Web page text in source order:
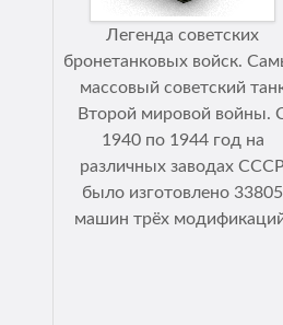
Легенда советских
бронетанковых войск.
массовый советский
Второй мировой войны.
1940 по 1944 год на
различных заводах
было изготовлено 33805
машин трёх